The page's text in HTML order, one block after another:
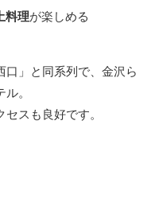
料理が楽しめる
口」と同系列で、金沢ら
。
スも良好です。